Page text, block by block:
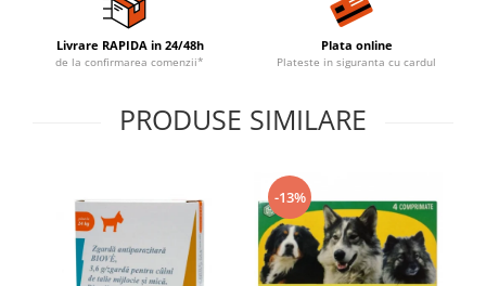
Livrare RAPIDA in 24/48h
de la confirmarea comenzii*
Plata online
Plateste in siguranta cu cardul
PRODUSE SIMILARE
-13%